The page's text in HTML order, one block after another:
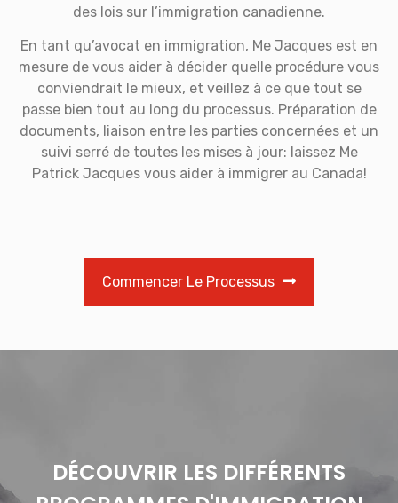
des lois sur l’immigration canadienne.
En tant qu’avocat en immigration, Me Jacques est en
mesure de vous aider à décider quelle procédure vous
conviendrait le mieux, et veillez à ce que tout se
passe bien tout au long du processus. Préparation de
documents, liaison entre les parties concernées et un
suivi serré de toutes les mises à jour: laissez Me
Patrick Jacques vous aider à immigrer au Canada!
Commencer Le Processus
DÉCOUVRIR LES DIFFÉRENTS